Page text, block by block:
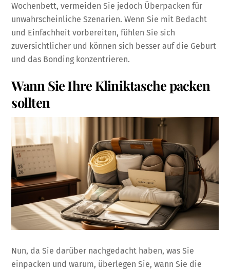
Wochenbett, vermeiden Sie jedoch Überpacken für
unwahrscheinliche Szenarien. Wenn Sie mit Bedacht
und Einfachheit vorbereiten, fühlen Sie sich
zuversichtlicher und können sich besser auf die Geburt
und das Bonding konzentrieren.
Wann Sie Ihre Kliniktasche packen
sollten
Nun, da Sie darüber nachgedacht haben, was Sie
einpacken und warum, überlegen Sie, wann Sie die